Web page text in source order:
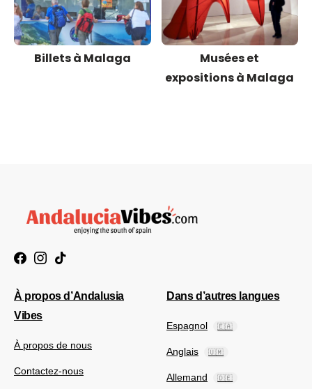
Billets à Malaga
Musées et
expositions à Malaga
À propos d’Andalusia
Vibes
À propos de nous
Contactez-nous
Dans d’autres langues
Espagnol 🇪🇦
Anglais 🇺🇲
Allemand 🇩🇪